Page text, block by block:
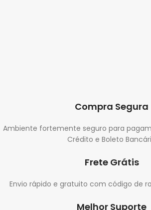
Compra Segura
Ambiente fortemente seguro para
Crédito e Boleto
Frete Grátis
Envio rápido e gratuito com código de
Melhor Suporte